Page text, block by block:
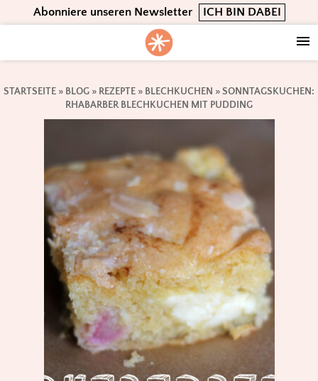
to
navigation
to
content
to
Abonniere unseren Newsletter ICH BIN DABEI
STARTSEITE » BLOG » REZEPTE » BLECHKUCHEN »SONNTAGSKUCHEN:
RHABARBER BLECHKUCHEN MIT PUDDING